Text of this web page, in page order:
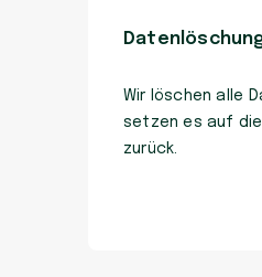
Wir löschen alle
setzen es auf die
zurück.